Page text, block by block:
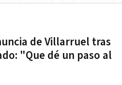
de Villarruel tras
"Que dé un paso al